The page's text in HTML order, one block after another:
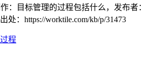
：目标管理的过程包括什么，发布者：
处： https://worktile.com/kb/p/31473
过程